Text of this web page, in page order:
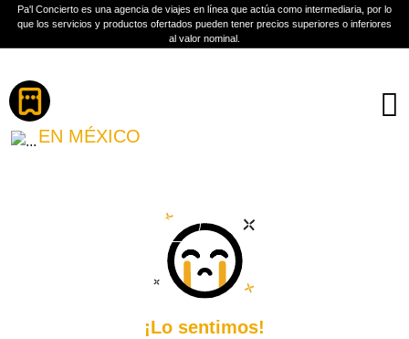
Pa'l Concierto es una agencia de viajes en línea que actúa como intermediaria, por lo
que los servicios y productos ofertados pueden tener precios superiores o inferiores
al valor nominal.
SHE PAST AWAY
EN MÉXICO
Más información
¡Lo sentimos!